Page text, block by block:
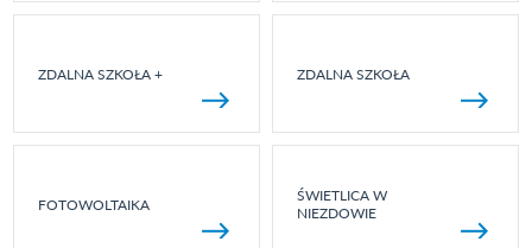
ZDALNA SZKOŁA + ZDALNA SZKOŁA
FOTOWOLTAIKA
ŚWIETLICA W
NIEZDOWIE